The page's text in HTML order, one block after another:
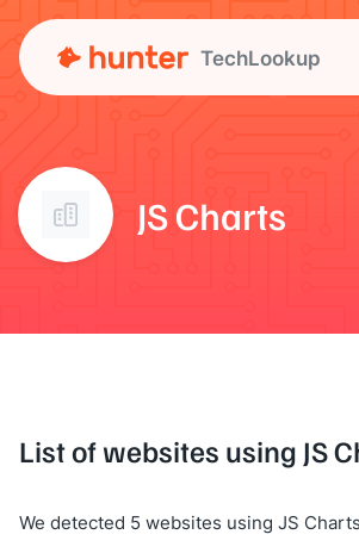
TechLookup
JS Charts
List of websites using JS
We detected 5 websites using JS